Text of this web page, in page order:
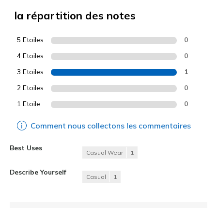
la répartition des notes
5 Etoiles 0
4 Etoiles 0
3 Etoiles 1
2 Etoiles 0
1 Etoile 0
Comment nous collectons les commentaires
Best Uses
Casual Wear 1
Describe Yourself
Casual 1